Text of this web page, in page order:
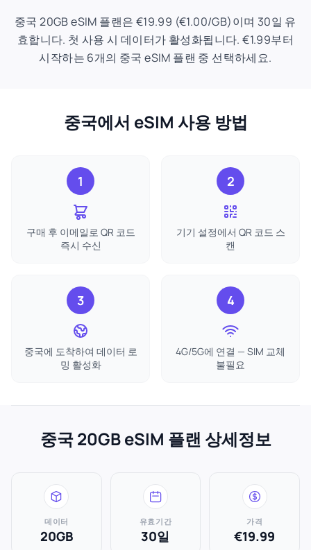
중국 20GB eSIM 플랜은 €19.99 (€1.00/GB)이며 30일 유
효합니다. 첫 사용 시 데이터가 활성화됩니다. €1.99부터
시작하는 6개의 중국 eSIM 플랜 중 선택하세요.
중국에서 eSIM 사용 방법
1
구매 후 이메일로 QR 코드
즉시 수신
2
기기 설정에서 QR 코드 스
캔
3
중국에 도착하여 데이터 로
밍 활성화
4
4G/5G에 연결 — SIM 교체
불필요
중국 20GB eSIM 플랜 상세정보
데이터
20GB
유효기간
30일
가격
€19.99